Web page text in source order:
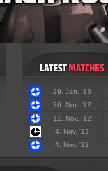
29. Jan. '13
26. Nov. '12
11. Nov. '12
4. Nov. '12
4. Nov. '12